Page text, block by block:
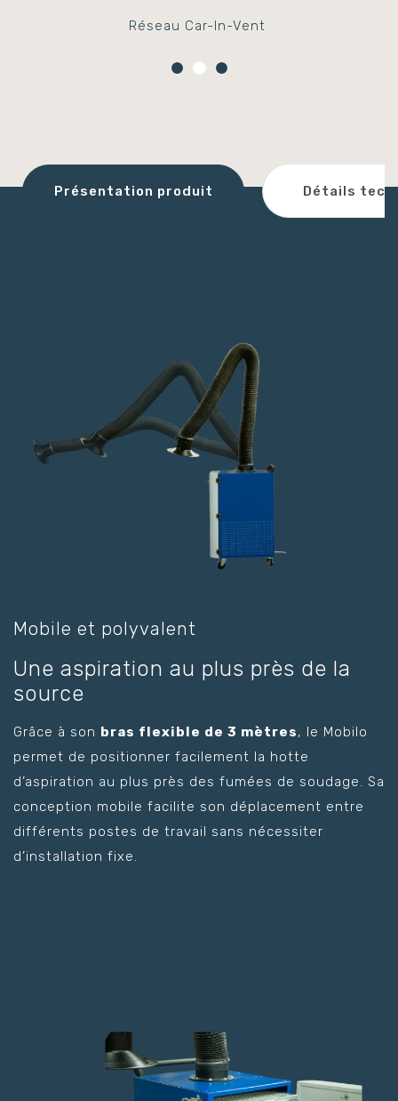
Réseau Car-In-Vent
Présentation produit Détails
Mobile et polyvalent
Une aspiration au plus près de la
source
Grâce à son bras flexible de 3 mètres, le Mobilo
permet de positionner facilement la hotte
d’aspiration au plus près des fumées de soudage. Sa
conception mobile facilite son déplacement entre
différents postes de travail sans nécessiter
d’installation fixe.